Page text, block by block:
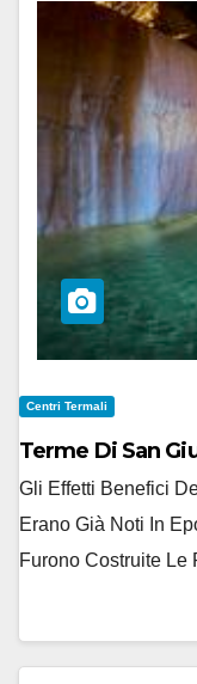
Centri Termali
Terme Di San
Gli Effetti Benefici
Erano Già Noti In
Furono Costruite Le